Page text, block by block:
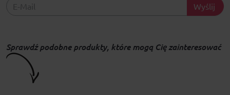
Wyślij
Sprawdź podobne produkty, które mogą Cię zainteresować